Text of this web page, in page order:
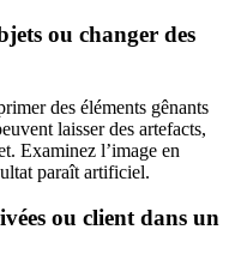
ou changer des
des éléments gênants
laisser des artefacts,
Examinez l’image en
paraît artificiel.
ou client dans un